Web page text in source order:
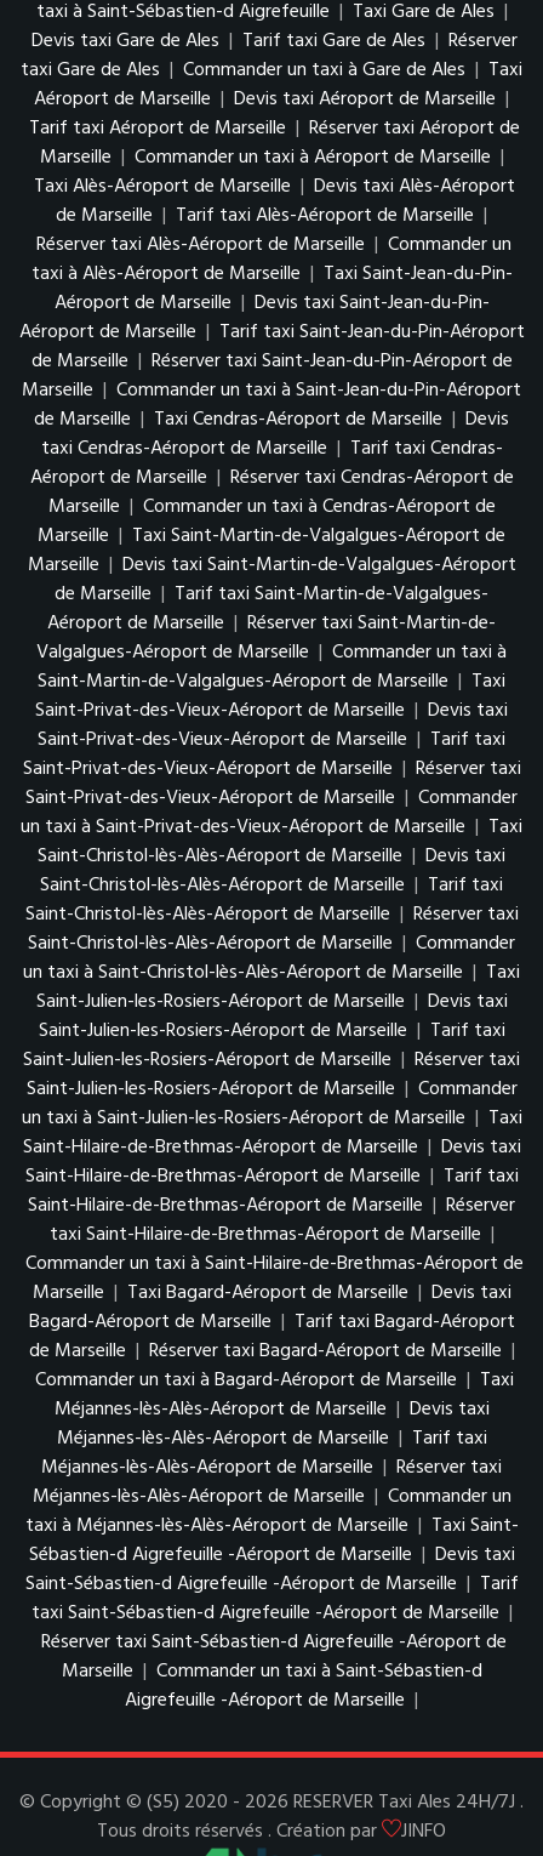
taxi à Saint-Sébastien-d Aigrefeuille | Taxi Gare de Ales |
Devis taxi Gare de Ales | Tarif taxi Gare de Ales | Réserver
taxi Gare de Ales | Commander un taxi à Gare de Ales | Taxi
Aéroport de Marseille | Devis taxi Aéroport de Marseille |
Tarif taxi Aéroport de Marseille | Réserver taxi Aéroport de
Marseille | Commander un taxi à Aéroport de Marseille |
Taxi Alès-Aéroport de Marseille | Devis taxi Alès-Aéroport
de Marseille | Tarif taxi Alès-Aéroport de Marseille |
Réserver taxi Alès-Aéroport de Marseille | Commander un
taxi à Alès-Aéroport de Marseille | Taxi Saint-Jean-du-Pin-
Aéroport de Marseille | Devis taxi Saint-Jean-du-Pin-
Aéroport de Marseille | Tarif taxi Saint-Jean-du-Pin-Aéroport
de Marseille | Réserver taxi Saint-Jean-du-Pin-Aéroport de
Marseille | Commander un taxi à Saint-Jean-du-Pin-Aéroport
de Marseille | Taxi Cendras-Aéroport de Marseille | Devis
taxi Cendras-Aéroport de Marseille | Tarif taxi Cendras-
Aéroport de Marseille | Réserver taxi Cendras-Aéroport de
Marseille | Commander un taxi à Cendras-Aéroport de
Marseille | Taxi Saint-Martin-de-Valgalgues-Aéroport de
Marseille | Devis taxi Saint-Martin-de-Valgalgues-Aéroport
de Marseille | Tarif taxi Saint-Martin-de-Valgalgues-
Aéroport de Marseille | Réserver taxi Saint-Martin-de-
Valgalgues-Aéroport de Marseille | Commander un taxi à
Saint-Martin-de-Valgalgues-Aéroport de Marseille | Taxi
Saint-Privat-des-Vieux-Aéroport de Marseille | Devis taxi
Saint-Privat-des-Vieux-Aéroport de Marseille | Tarif taxi
Saint-Privat-des-Vieux-Aéroport de Marseille | Réserver taxi
Saint-Privat-des-Vieux-Aéroport de Marseille | Commander
un taxi à Saint-Privat-des-Vieux-Aéroport de Marseille | Taxi
Saint-Christol-lès-Alès-Aéroport de Marseille | Devis taxi
Saint-Christol-lès-Alès-Aéroport de Marseille | Tarif taxi
Saint-Christol-lès-Alès-Aéroport de Marseille | Réserver taxi
Saint-Christol-lès-Alès-Aéroport de Marseille | Commander
un taxi à Saint-Christol-lès-Alès-Aéroport de Marseille | Taxi
Saint-Julien-les-Rosiers-Aéroport de Marseille | Devis taxi
Saint-Julien-les-Rosiers-Aéroport de Marseille | Tarif taxi
Saint-Julien-les-Rosiers-Aéroport de Marseille | Réserver taxi
Saint-Julien-les-Rosiers-Aéroport de Marseille | Commander
un taxi à Saint-Julien-les-Rosiers-Aéroport de Marseille | Taxi
Saint-Hilaire-de-Brethmas-Aéroport de Marseille | Devis taxi
Saint-Hilaire-de-Brethmas-Aéroport de Marseille | Tarif taxi
Saint-Hilaire-de-Brethmas-Aéroport de Marseille | Réserver
taxi Saint-Hilaire-de-Brethmas-Aéroport de Marseille |
Commander un taxi à Saint-Hilaire-de-Brethmas-Aéroport de
Marseille | Taxi Bagard-Aéroport de Marseille | Devis taxi
Bagard-Aéroport de Marseille | Tarif taxi Bagard-Aéroport
de Marseille | Réserver taxi Bagard-Aéroport de Marseille |
Commander un taxi à Bagard-Aéroport de Marseille | Taxi
Méjannes-lès-Alès-Aéroport de Marseille | Devis taxi
Méjannes-lès-Alès-Aéroport de Marseille | Tarif taxi
Méjannes-lès-Alès-Aéroport de Marseille | Réserver taxi
Méjannes-lès-Alès-Aéroport de Marseille | Commander un
taxi à Méjannes-lès-Alès-Aéroport de Marseille | Taxi Saint-
Sébastien-d Aigrefeuille -Aéroport de Marseille | Devis taxi
Saint-Sébastien-d Aigrefeuille -Aéroport de Marseille | Tarif
taxi Saint-Sébastien-d Aigrefeuille -Aéroport de Marseille |
Réserver taxi Saint-Sébastien-d Aigrefeuille -Aéroport de
Marseille | Commander un taxi à Saint-Sébastien-d
Aigrefeuille -Aéroport de Marseille |
© Copyright © (S5) 2020 - 2026 RESERVER Taxi Ales 24H/7J .
Tous droits réservés . Création par
JINFO